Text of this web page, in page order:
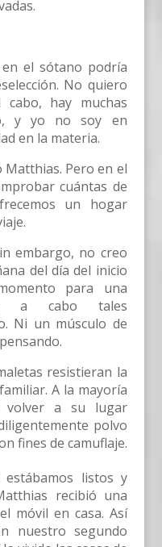
el sótano podría
No quiero
hay muchas
y yo no soy en
en la materia.
Matthias. Pero en el
cuántas de
un hogar
embargo, no creo
del día del inicio
para una
a cabo tales
Ni un músculo de
resistieran la
A la mayoría
volver a su lugar
polvo
fines de camuflaje.
listos y
recibió una
móvil en casa. Así
nuestro segundo